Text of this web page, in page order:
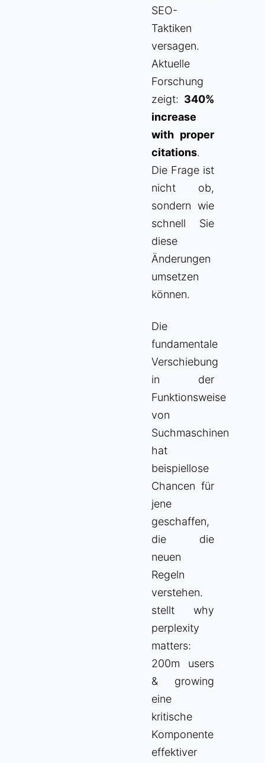
SEO-
Taktiken
versagen.
Aktuelle
Forschung
zeigt: 340%
increase
with proper
citations.
Die Frage ist
nicht ob,
sondern wie
schnell Sie
diese
Änderungen
umsetzen
können.
Die
fundamentale
Verschiebung
in der
Funktionsweise
von
Suchmaschinen
hat
beispiellose
Chancen für
jene
geschaffen,
die die
neuen
Regeln
verstehen.
stellt why
perplexity
matters:
200m users
& growing
eine
kritische
Komponente
effektiver